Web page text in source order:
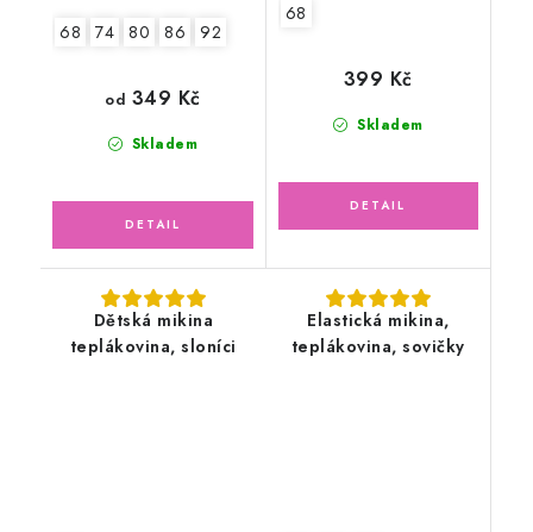
68 74 80 86 92
Skladem
od 349 Kč
68
Skladem
399 Kč
Dětská mikina
teplákovina, sloníci
Elastická mikina,
teplákovina, sovičky